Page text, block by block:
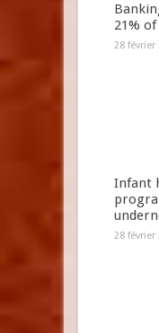
21%
28 février
Infant
28 février